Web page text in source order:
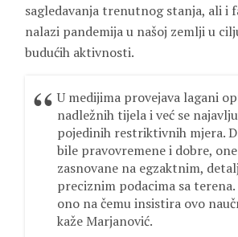
sagledavanja trenutnog stanja, ali i
nalazi pandemija u našoj zemlji u
budućih aktivnosti.
U medijima provejava lagani
nadležnih tijela i već se
pojedinih restriktivnih mjera.
bile pravovremene i dobre,
zasnovane na egzaktnim,
preciznim podacima sa
ono na čemu insistira ovo
kaže Marjanović.